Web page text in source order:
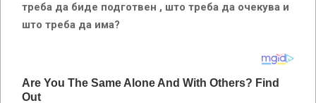
треба да биде подготвен , што треба да очекува и
што треба да има?